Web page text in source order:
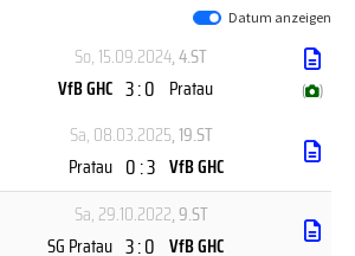
Datum anzeigen
So, 15.09.2024, 4.ST
VfB GHC 3 : 0 Pratau ( )
Sa, 08.03.2025, 19.ST
Pratau 0 : 3 VfB GHC
Sa, 29.10.2022, 9.ST
SG Pratau 3 : 0 VfB GHC